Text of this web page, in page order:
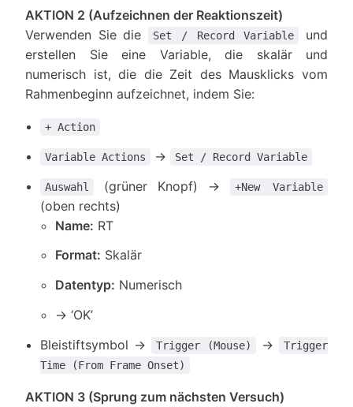
AKTION 2 (Aufzeichnen der Reaktionszeit)
Verwenden Sie die
Set / Record Variable
und
erstellen Sie eine Variable, die skalär und
numerisch ist, die die Zeit des Mausklicks vom
Rahmenbeginn aufzeichnet, indem Sie:
+ Action
Variable Actions → Set / Record Variable
Auswahl (grüner Knopf) → +New Variable
(oben rechts)
Name: RT
Format: Skalär
Datentyp: Numerisch
→ ‘OK’
Bleistiftsymbol →
Trigger (Mouse) →
Trigger
Time (From Frame Onset)
AKTION 3 (Sprung zum nächsten Versuch)